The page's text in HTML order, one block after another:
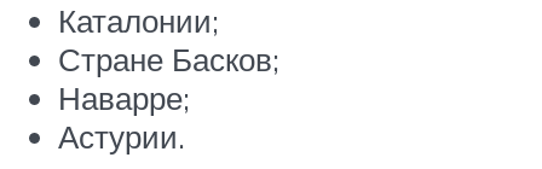
Каталонии;
Стране Басков;
Наварре;
Астурии.